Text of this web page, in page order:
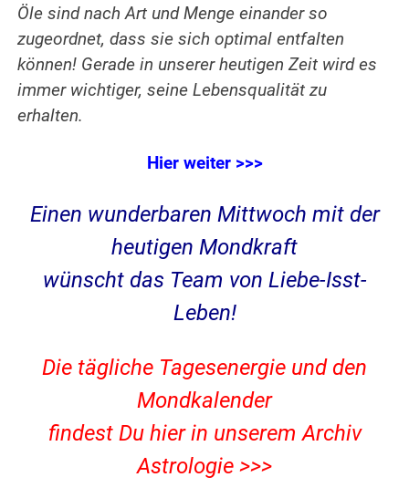
Öle sind nach Art und Menge einander so
zugeordnet, dass sie sich optimal entfalten
können! Gerade in unserer heutigen Zeit wird es
immer wichtiger, seine Lebensqualität zu
erhalten.
Hier weiter >>>
Einen wunderbaren Mittwoch mit der
heutigen Mondkraft
wünscht das Team von Liebe-Isst-
Leben!
Die tägliche Tagesenergie und den
Mondkalender
findest Du hier in unserem Archiv
Astrologie >>>